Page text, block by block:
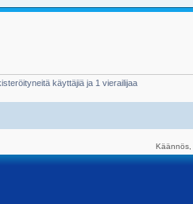
käyttäjiä ja 1 vierailijaa